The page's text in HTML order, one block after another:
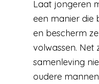
Laat jongeren
een manier die
en bescherm
volwassen. Net
samenleving
oudere